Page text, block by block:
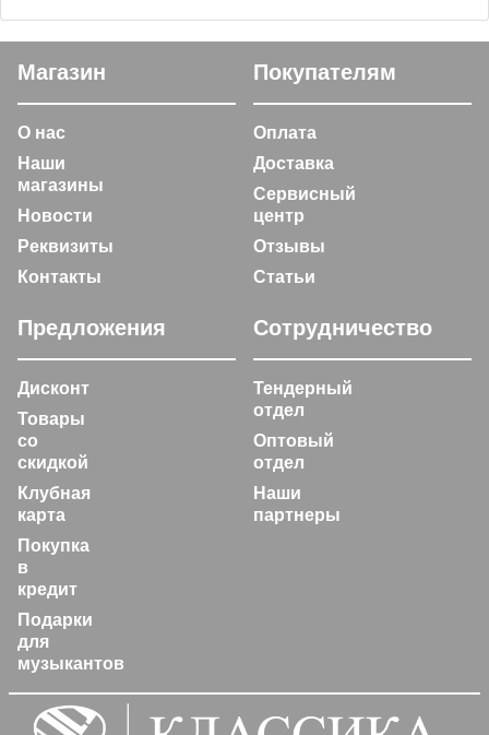
Магазин
О нас
Наши
магазины
Новости
Реквизиты
Контакты
Покупателям
Оплата
Доставка
Сервисный
центр
Отзывы
Статьи
Предложения
Дисконт
Товары
со
скидкой
Клубная
карта
Покупка
в
кредит
Подарки
для
музыкантов
Сотрудничество
Тендерный
отдел
Оптовый
отдел
Наши
партнеры